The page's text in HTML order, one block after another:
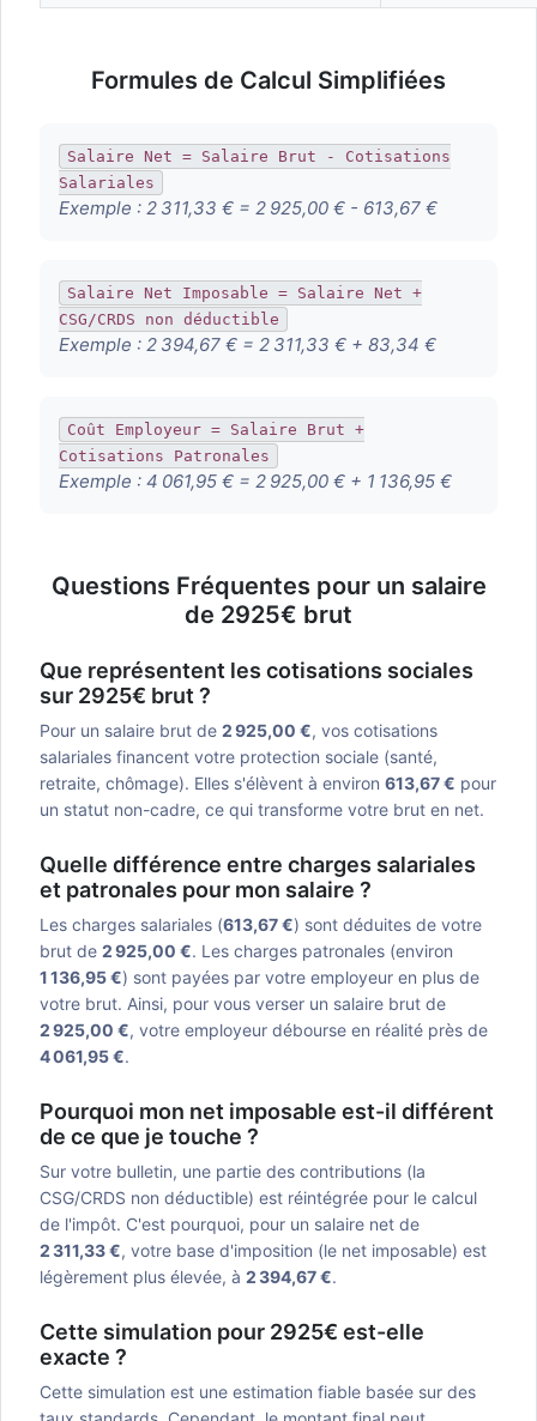
Formules de Calcul Simplifiées
Salaire Net = Salaire Brut - Cotisations
Salariales
Exemple : 2 311,33 € = 2 925,00 € - 613,67 €
Salaire Net Imposable = Salaire Net +
CSG/CRDS non déductible
Exemple : 2 394,67 € = 2 311,33 € + 83,34 €
Coût Employeur = Salaire Brut +
Cotisations Patronales
Exemple : 4 061,95 € = 2 925,00 € + 1 136,95 €
Questions Fréquentes pour un salaire
de 2925€ brut
Que représentent les cotisations sociales
sur 2925€ brut ?
Pour un salaire brut de 2 925,00 €, vos cotisations
salariales financent votre protection sociale (santé,
retraite, chômage). Elles s'élèvent à environ 613,67 € pour
un statut non-cadre, ce qui transforme votre brut en net.
Quelle différence entre charges salariales
et patronales pour mon salaire ?
Les charges salariales (613,67 €) sont déduites de votre
brut de 2 925,00 €. Les charges patronales (environ
1 136,95 €) sont payées par votre employeur en plus de
votre brut. Ainsi, pour vous verser un salaire brut de
2 925,00 €, votre employeur débourse en réalité près de
4 061,95 €.
Pourquoi mon net imposable est-il différent
de ce que je touche ?
Sur votre bulletin, une partie des contributions (la
CSG/CRDS non déductible) est réintégrée pour le calcul
de l'impôt. C'est pourquoi, pour un salaire net de
2 311,33 €, votre base d'imposition (le net imposable) est
légèrement plus élevée, à 2 394,67 €.
Cette simulation pour 2925€ est-elle
exacte ?
Cette simulation est une estimation fiable basée sur des